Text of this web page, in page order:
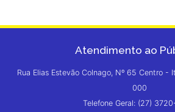
Atendimento ao
Rua Elias Estevão Colnago, Nº 65 Centro -
000
Telefone Geral: (27)